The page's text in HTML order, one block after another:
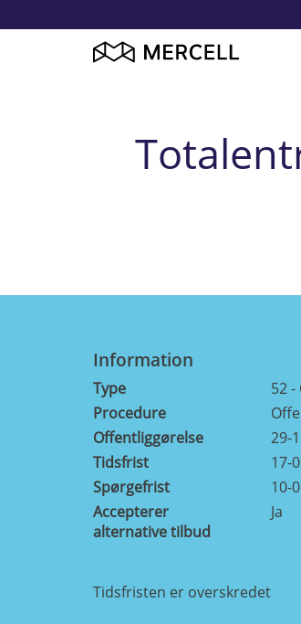
Information
Type
52
Procedure
Offentliggørelse
29-
Tidsfrist
17-
Spørgefrist
10-
Accepterer
alternative tilbud
Ja
Tidsfristen er overskredet